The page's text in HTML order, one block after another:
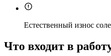
Естественный износ
Что входит в